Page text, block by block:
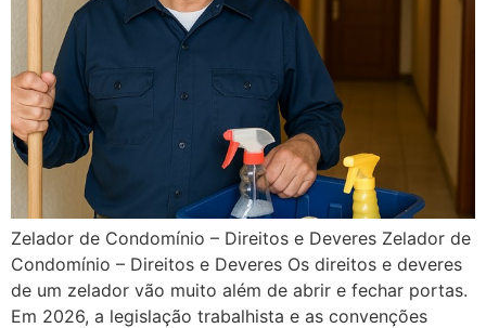
Zelador de Condomínio – Direitos e Deveres Zelador de
Condomínio – Direitos e Deveres Os direitos e deveres
de um zelador vão muito além de abrir e fechar portas.
Em 2026, a legislação trabalhista e as convenções